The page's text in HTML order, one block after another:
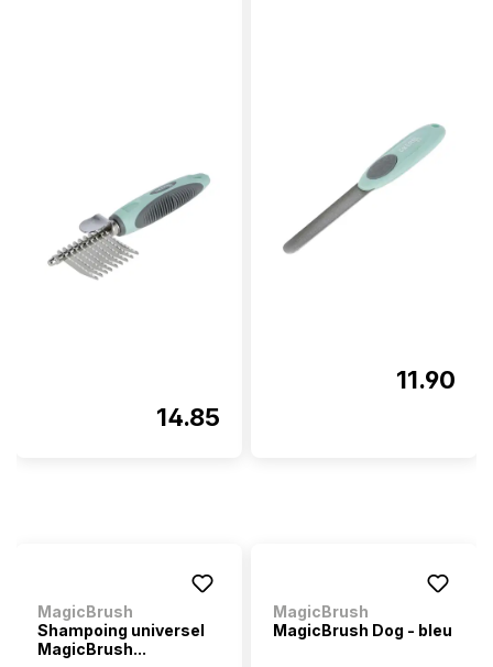
14.85
11.90
MagicBrush
Shampoing universel
MagicBrush...
MagicBrush
MagicBrush Dog - bleu